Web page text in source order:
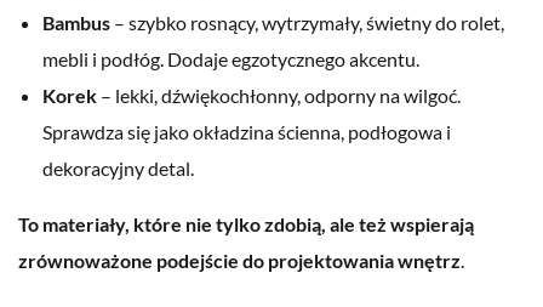
Bambus – szybko rosnący, wytrzymały, świetny do rolet,
mebli i podłóg. Dodaje egzotycznego akcentu.
Korek – lekki, dźwiękochłonny, odporny na wilgoć.
Sprawdza się jako okładzina ścienna, podłogowa i
dekoracyjny detal.
To materiały, które nie tylko zdobią, ale też wspierają
zrównoważone podejście do projektowania wnętrz.